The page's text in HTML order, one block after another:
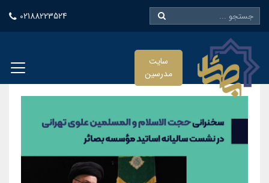
02188223524
سایت
مدرسین